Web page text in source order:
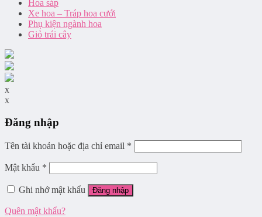
Hoa sáp
Xe hoa – Tráp hoa cưới
Phụ kiện ngành hoa
Giỏ trái cây
x
x
Đăng nhập
Tên tài khoản hoặc địa chỉ email *
Mật khẩu *
Ghi nhớ mật khẩu Đăng nhập
Quên mật khẩu?